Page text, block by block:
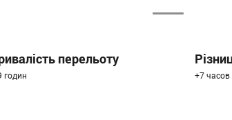
перельоту
годин +7 часов